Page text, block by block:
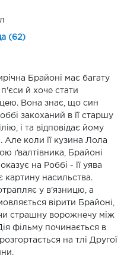
(62)
Брайоні має багату
й хоче стати
Вона знає, що син
закоханий в її старшу
і та відповідає йому
Але коли її кузина Лола
ґвалтівника, Брайоні
на Роббі - її уява
картину насильства.
у в'язницю, а
вірити Брайоні,
страшну ворожнечу між
фільму починається в
на тлі Другої